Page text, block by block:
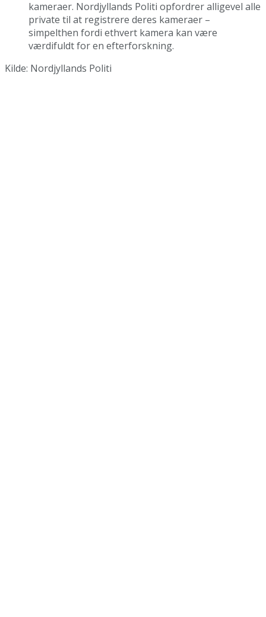
kameraer. Nordjyllands Politi opfordrer alligevel alle
private til at registrere deres kameraer –
simpelthen fordi ethvert kamera kan være
værdifuldt for en efterforskning.
Kilde: Nordjyllands Politi